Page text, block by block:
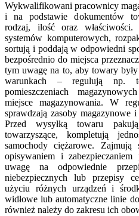
Wykwalifikowani pracownicy
i na podstawie dokumentów
rodzaj, ilość oraz
systemów komputerowych,
sortują i poddają w odpowiedni
bezpośrednio do miejsca
tym uwagę na to, aby towary
warunkach – regulują np.
pomieszczeniach
miejsce magazynowania. W
sprawdzają zasoby magazynowe
Przed wysyłką towaru
towarzyszące, kompletują
samochody ciężarowe.
opisywaniem i
uwagę na odpowiednie
niebezpiecznych lub przepisy
użyciu różnych urządzeń i
widłowe lub automatyczne linie
również należy do zakresu ich